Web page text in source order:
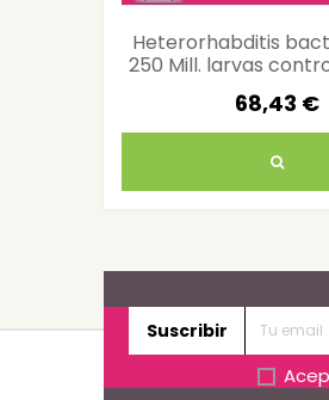
Heterorhabditis
250 Mill. larvas
68,43 €
Suscribir